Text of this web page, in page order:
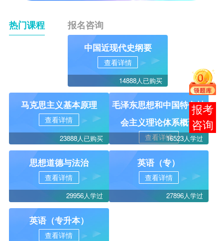
热门课程 报名咨询
中国近现代史纲要
查看详情
14888人已购买
马克思主义基本原理
查看详情
23888人已购买
毛泽东思想和中国特色社
会主义理论体系概论
查看详情16523人学过
思想道德与法治
查看详情
29956人学过
英语（专）
查看详情
27896人学过
英语（专升本）
查看详情
在线
客服